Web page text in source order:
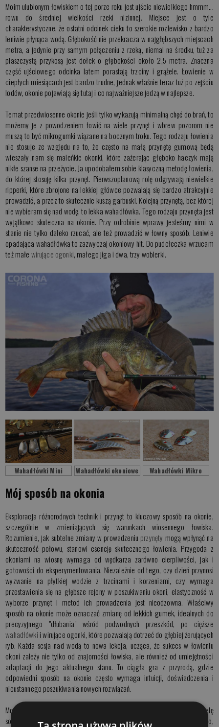
Moim ulubionym łowiskiem o tej porze roku jest ujście niewielkiego hmmm...
rowu do średniej wielkości rzeki nizinnej. Miejsce jest o tyle
charakterystyczne, że ostatni odcinek cieku to szerokie rozlewisko z bardzo
leniwie płynąca wodą. Głębokość nie przekracza w najgłębszych miejscach
metra, a jedynie przy samym połączeniu z rzeką, niemal na środku, tuż za
piaszczystą przykosą jest dołek o głębokości około 2,5 metra. Znaczna
część ujściowego odcinka latem porastają trzciny i grążele. Łowienie w
ciepłych miesiącach jest bardzo trudne, jednak właśnie teraz tuż po zejściu
lodów, okonie pojawiają się tutaj i co najważniejsze jedzą w najlepsze.
Temat przedwiosenne okonie jeśli tylko wykazują minimalną chęć do brań, to
możemy je z powodzeniem łowić na wiele przynęt i wbrew pozorom nie
muszą to być mikrogumki wiązane na bocznym troku. Tego rodzaju łowienia
nie stosuje ze względu na to, że często na małą przynętę gumową będą
wieszały nam się maleńkie okonki, które zażerając głęboko haczyk mają
nikłe szanse na przeżycie. Ja upodobałem sobie klasyczną metodę łowienia,
do której stosuję kilka przynęt. Pierwszoplanową rolę odgrywają niewielkie
ripperki, które zbrojone na lekkiej główce pozwalają się bardzo atrakcyjnie
prowadzić, a przez to skutecznie kuszą garbuski. Kolejną przynętą, bez której
nie wybieram się nad wodę, to lekka wahadłówka. Tego rodzaju przynęta jest
wyjątkowo skuteczna na okonie. Przy odrobinie wprawy jesteśmy nimi w
stanie nie tylko daleko rzucać, ale też prowadzić w łowny sposób. Leniwie
opadająca wahadłówka to zazwyczaj okoniowy hit. Do pudełeczka wrzucam
też małe wirujące ogonki, małego jiga i dwa, trzy woblerki.
Wahadłówki Mini Wahadłówki okoniowe Wahadłówki Mikro
Mój sposób na okonia
Eksploracja różnorodnych technik i przynęt to kluczowy sposób na okonie,
szczególnie w zmieniających się warunkach wiosennego łowiska.
Rozumienie, jak subtelne zmiany w prowadzeniu przynęty mogą wpłynąć na
skuteczność połowu, stanowi esencję skutecznego łowienia. Przygoda z
okoniami na wiosnę wymaga od wędkarza zarówno cierpliwości, jak i
gotowości do eksperymentowania. Niezależnie od tego, czy dzień przynosi
wyzwanie na płytkiej wodzie z trzcinami i korzeniami, czy wymaga
przestawienia się na głębsze rejony w poszukiwaniu okoni, elastyczność w
wyborze przynęt i metod ich prowadzenia jest nieodzowna. Właściwy
sposób na okonie może oznaczać zmianę od lekkich gumek, idealnych do
precyzyjnego "dłubania" wśród podwodnych przeszkód, po cięższe
wahadłówki i wirujące ogonki, które pozwalają dotrzeć do głębiej żerujących
ryb. Każda sesja nad wodą to nowa lekcja, ucząca, że sukces w łowieniu
okoni zależy nie tylko od znajomości łowiska, ale również od umiejętności
adaptacji do jego aktualnego stanu. To ciągła gra z przyrodą, gdzie
odpowiedni sposób na okonie często wymaga intuicji, doświadczenia i
nieustannego poszukiwania nowych rozwiązań.
Moja wiosenna miejscówka to bardzo niewielki kawałek wody, który dzielę
sobie na dwie części. Ten podział stosuję tylko i wyłącznie ze względu na to,